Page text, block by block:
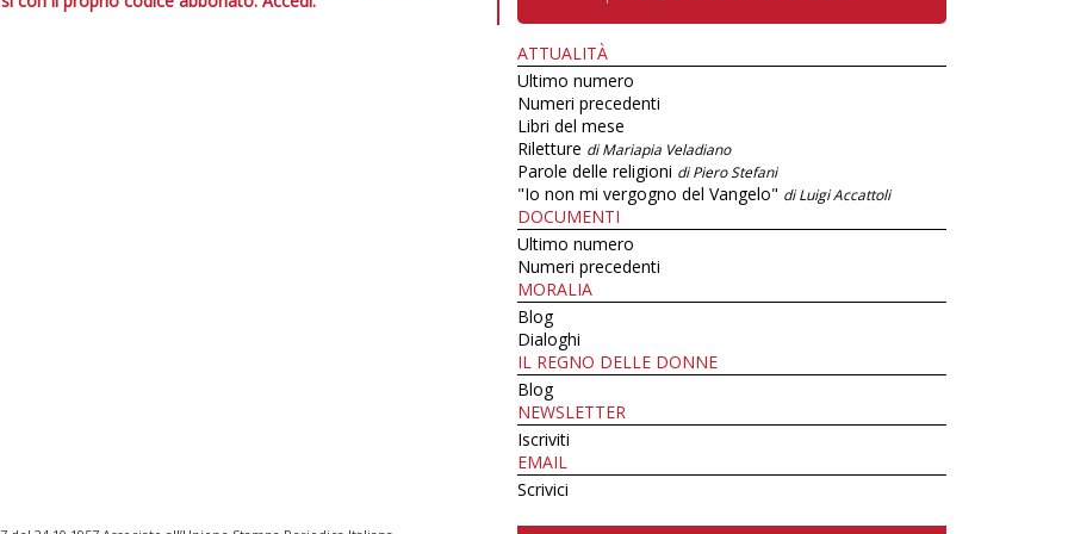
ATTUALITÀ
Ultimo numero
Numeri precedenti
Libri del mese
Riletture di Mariapia Veladiano
Parole delle religioni di Piero Stefani
"Io non mi vergogno del Vangelo" di Luigi Accattoli
DOCUMENTI
Ultimo numero
Numeri precedenti
MORALIA
Blog
Dialoghi
IL REGNO DELLE DONNE
Blog
NEWSLETTER
Iscriviti
EMAIL
Scrivici